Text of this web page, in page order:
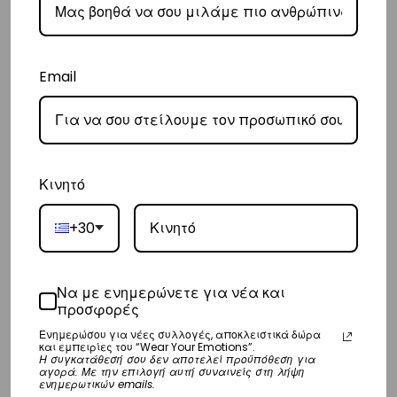
– Η συνεργαζόμενη εταιρεία ταχυμεταφορών,DHL, θα αναλάβει την
– Οι χρόνοι παράδοσης κυμαίνονται συνήθως από 3-8 εργάσιμες
ημέρες.
Διεθνή
παράδοσή σας.
– Οι χρόνοι παράδοσης κυμαίνονται συνήθως από 3-10 εργάσιμες
Επιστροφές
Επιστροφές είναι δεκτές εντός 14 ημερών από την ημερομηνία αγοράς
του προϊόντος χωρίς να έχετε την υποχρέωση να αναφέρετε τους
Email
Κινητό
+30
Να με ενημερώνετε για νέα και
προσφορές
Ενημερώσου για νέες συλλογές, αποκλειστικά δώρα
και εμπειρίες του “Wear Your Emotions”.
Η συγκατάθεσή σου δεν αποτελεί προϋπόθεση για
αγορά. Με την επιλογή αυτή συναινείς στη λήψη
ενημερωτικών emails.